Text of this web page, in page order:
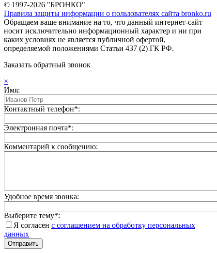
© 1997-2026 "БРОНКО"
Правила защиты информации о пользователях сайта bronko.ru
Обращаем ваше внимание на то, что данный интернет-сайт
носит исключительно информационный характер и ни при
каких условиях не является публичной офертой,
определяемой положениями Статьи 437 (2) ГК РФ.
Заказать обратный звонок
×
Имя:
Контактный телефон*:
Электронная почта*:
Комментарий к сообщению:
Удобное время звонка:
Выберите тему*:
Я согласен с соглашением на обработку персональных
данных